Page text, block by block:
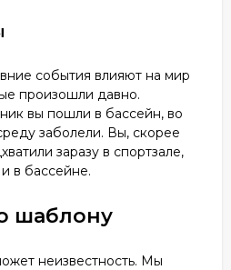
события влияют на мир
произошли давно.
вы пошли в бассейн, во
заболели. Вы, скорее
заразу в спортзале,
в бассейне.
шаблону
неизвестность. Мы